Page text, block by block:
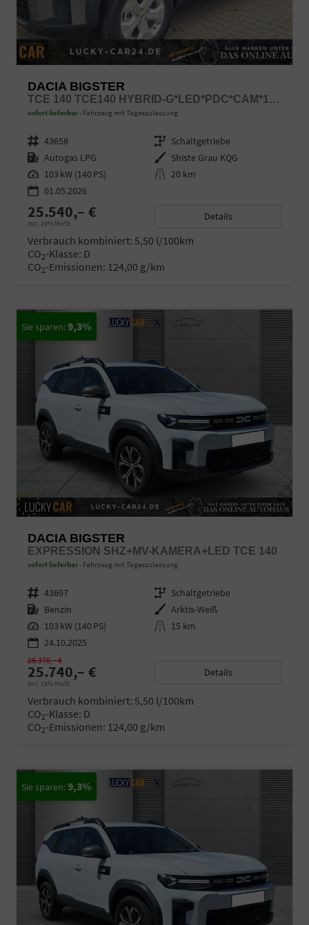
DACIA BIGSTER
TCE 140 TCE140 HYBRID-G*LED*PDC*CAM*17ZOLL*KLIMA
sofort lieferbar Fahrzeug mit Tageszulassung
Fahrzeugnr. 43658 Getriebe Schaltgetriebe
Kraftstoff Autogas LPG Außenfarbe Shiste Grau KQG
Leistung 103 kW (140 PS) Kilometerstand 20 km
01.05.2026
25.540,– €
incl. 19% MwSt.
Details
Verbrauch kombiniert: 5,50 l/100km
CO2-Klasse: D
CO2-Emissionen: 124,00 g/km
9,3%
DACIA BIGSTER
EXPRESSION SHZ+MV-KAMERA+LED TCE 140
sofort lieferbar Fahrzeug mit Tageszulassung
Fahrzeugnr. 43697 Getriebe Schaltgetriebe
Kraftstoff Benzin Außenfarbe Arktis-Weiß
Leistung 103 kW (140 PS) Kilometerstand 15 km
24.10.2025
25.740,– €
incl. 19% MwSt.
28.370,– €
Details
Verbrauch kombiniert: 5,50 l/100km
CO2-Klasse: D
CO2-Emissionen: 124,00 g/km
9,3%